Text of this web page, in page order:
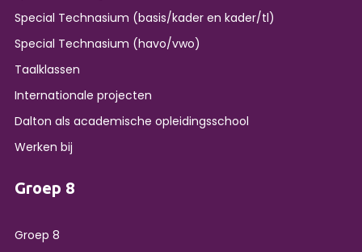
Special Technasium (basis/kader en kader/tl)
Special Technasium (havo/vwo)
Taalklassen
Internationale projecten
Dalton als academische opleidingsschool
Werken bij
Groep 8
Groep 8